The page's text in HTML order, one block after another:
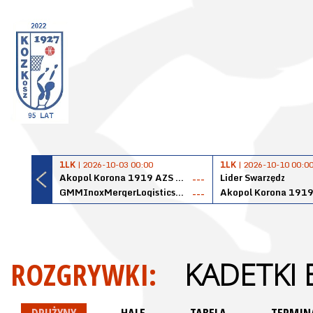
1LK | 2026-10-03 00:00
Akopol Korona 1919 AZS PK Kraków
---
GMMInoxMergerLogisticsPanteryŁańcut
---
1LK | 2026-10-10 00:00
Lider Swarzędz
ROZGRYWKI: KADETKI